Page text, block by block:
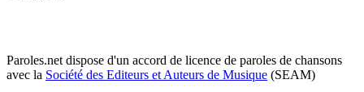
Paroles.net dispose d'un accord de licence de paroles de chansons
avec la Société des Editeurs et Auteurs de Musique (SEAM)